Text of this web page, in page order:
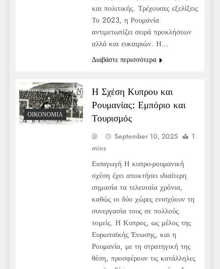
και πολιτικής. Τρέχουσες εξελίξεις
Το 2023, η Ρουμανία
αντιμετωπίζει σειρά προκλήσεων
αλλά και ευκαιριών. Η…
Διαβάστε περισσότερα
ΟΙΚΟΝΟΜΊΑ
Η Σχέση Κυπρου και
Ρουμανίας: Εμπόριο και
Τουρισμός
September 10, 2025
1
mins
Εισαγωγή Η κυπρο-ρουμανική
σχέση έχει αποκτήσει ιδιαίτερη
σημασία τα τελευταία χρόνια,
καθώς οι δύο χώρες ενισχύουν τη
συνεργασία τους σε πολλούς
τομείς. Η Κυπρος, ως μέλος της
Ευρωπαϊκής Ένωσης, και η
Ρουμανία, με τη στρατηγική της
θέση, προσφέρουν τις κατάλληλες